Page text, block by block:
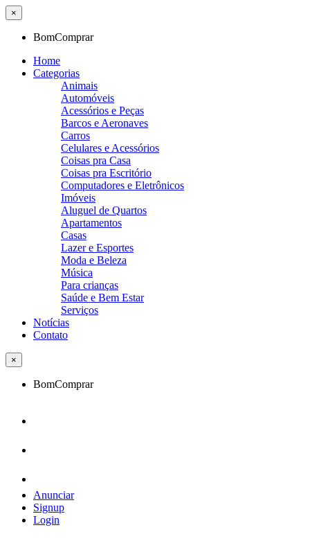
×
BomComprar
Home
Categorias
Animais
Automóveis
Acessórios e Peças
Barcos e Aeronaves
Carros
Celulares e Acessórios
Coisas pra Casa
Coisas pra Escritório
Computadores e Eletrônicos
Imóveis
Aluguel de Quartos
Apartamentos
Casas
Lazer e Esportes
Moda e Beleza
Música
Para crianças
Saúde e Bem Estar
Serviços
Notícias
Contato
×
BomComprar
Anunciar
Signup
Login